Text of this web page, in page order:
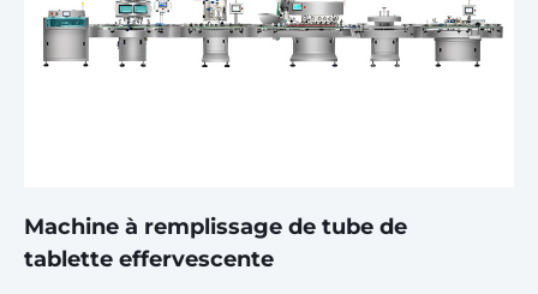
Machine à remplissage de tube de
tablette effervescente